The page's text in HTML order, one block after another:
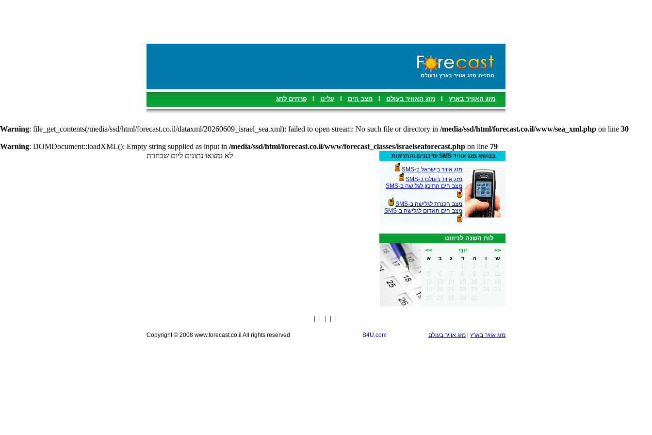
מזג האוויר בארץ מזג האוויר בעולם מצב הים עלינו פרחים לחג
Warning: file_get_contents(/media/ssd/html/forecast.co.il/dataxml/20260609_israel_sea.xml): failed to open stream: No such file or directory in /media/ssd/html/forecast.co.il/www/sea_xml.php on line 30
Warning: DOMDocument::loadXML(): Empty string supplied as input in /media/ssd/html/forecast.co.il/www/forecast_classes/israelseaforecast.php on line 79
לא נמצאו נתונים ליום שבחרת
עדכונים והתראות SMS בנושא מזג אוויר
מזג אוויר בישראל ב-SMS
מזג אוויר בעולם ב-SMS
מצב הים התיכון לגלישה ב-SMS
מצב הכנרת לגלישה ב-SMS
מצב הים האדום לגלישה ב-SMS
לוח השנה לניוווט
<< יוני
>>
א
ב ג ד ה ו
ש
1
2 3
4
5
6 7 8 9 10
11
12
13 14 15 16 17
18
19
20 21 22 23 24
25
26
27 28 29 30
Copyright © 2008 www.forecast.co.il All rights reserved B4U.com מזג אוויר בארץ מזג אוויר בעולם